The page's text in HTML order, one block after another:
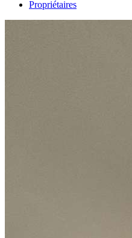
Propriétaires